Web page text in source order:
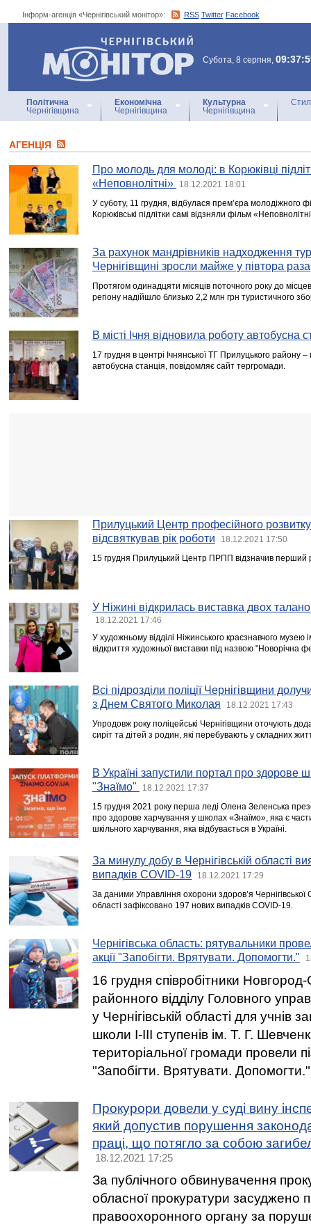
Інформ-агенція «Чернігівський монітор»: RSS Twitter Facebook
Інформ-агенція
«Чернігівський монітор»
Субота, 8 серпня,
Політична
Чернігівщина
Економічна
Чернігівщина
Культурна
Чернігівщина
АГЕНЦIЯ
Про молодь для молоді: в Корюківці
«Неповнолітні»
18.12.2021 18:01
У суботу, 11 грудня, відбулася прем’єра молодіжного
Корюківські підлітки самі відзняли фільм
За рахунок мандрівників надходження
Чернігівщині зросли майже у півтора раза
Протягом одинадцяти місяців поточного року до
регіону надійшло близько 2,2 млн грн туристичного
В місті Ічня відновила роботу автобусна
17 грудня в центрі Ічнянської ТГ Прилуцького району –
автобусна станція, повідомляє сайт тергромади.
Прилуцький Центр професійного
відсвяткував рік роботи
18.12.2021 17:50
15 грудня Прилуцький Центр ПРПП відзначив перший
У Ніжині відкрилась виставка двох
18.12.2021 17:46
У художньому відділі Ніжинського краєзнавчого музею
відкриття художньої виставки під назвою "Новорічна
Всі підрозділи поліції Чернігівщини
з Днем Святого Миколая
18.12.2021 17:43
Упродовж року поліцейські Чернігівщини оточують
сиріт та дітей з родин, які перебувають у складних
В Україні запустили портал про здорове
"Знаїмо"
18.12.2021 17:37
15 грудня 2021 року перша леді Олена Зеленська
про здорове харчування у школах «Знаїмо», яка є
шкільного харчування, яка відбувається в Україні.
За минулу добу в Чернігівській області
випадків COVID-19
18.12.2021 17:29
За даними Управління охорони здоров’я
області зафіксовано 197 нових випадків COVID-19.
Чернігівська область: рятувальники
акції "Запобігти. Врятувати. Допомогти."
16 грудня співробітники Новгород-
районного відділу Головного
у Чернігівській області для учнів
школи І-ІІІ ступенів ім. Т. Г.
територіальної громади провели
"Запобігти. Врятувати. Допомогти."
Прокурори довели у суді вину
який допустив порушення
праці, що потягло за собою
18.12.2021 17:25
За публічного обвинувачення
обласної прокуратури засуджено
правоохоронного органу за